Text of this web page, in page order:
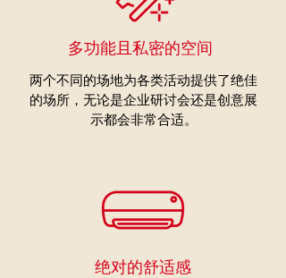
多功能且私密的空间
两个不同的场地为各类活动提供了绝佳
的场所，无论是企业研讨会还是创意展
示都会非常合适。
绝对的舒适感